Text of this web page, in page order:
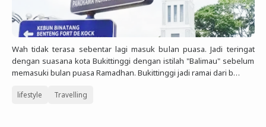
Wah tidak terasa sebentar lagi masuk bulan puasa. Jadi teringat
dengan suasana kota Bukittinggi dengan istilah "Balimau" sebelum
memasuki bulan puasa Ramadhan. Bukittinggi jadi ramai dari b…
lifestyle Travelling